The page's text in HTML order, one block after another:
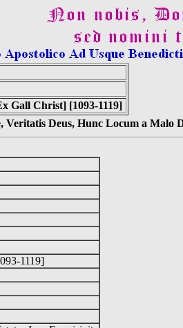
Gall Christ] [1093-1119]
Deus, Hunc Locum a Malo
1119]